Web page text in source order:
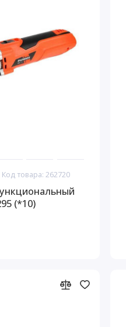
Код товара: 262720
(*10)